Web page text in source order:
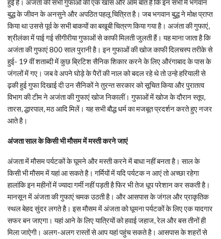
हुईं हैं। अजंता की सभी गुफाओं की एक खास और आम बात है कि इन सभी में भगवान
बुद्ध के जीवन के अनसुने और अपठित पहलू चित्रित है। जब भगवान बुद्ध ने मोक्ष प्राप्‍त
किया था उससे पूर्व के सभी बाकयों का बखूबी चित्रण किया गया है। अजंता की गुफाएं,
श्रीलंका में पाई गई सीगीरीया गुफाओं से काफी मिलती जुलती हैं। यह माना जाता है कि
अजंता की गुफाएं 800 साल पुरानी है। इन गुफाओं की खोज काफी दिलचस्‍प तरीके से
हुई- 19 वीं शताब्‍दी में कुछ ब्रिटिश सैनिक शिकार करने के लिए औरंगाबाद के पास के
जंगलों में गए। जब वे अपने घोड़े के पैरों की नाल को बदल रहे थे तो उन्‍हे हरियाली से
ढ़की हुई गुफा दिखाई दी उन सैनिकों ने तुरन्‍त सरकार को सूचित किया और पुरातत्‍व
विभाग की टीम ने अजंता की गुफाएं खोज निकालीं। गुफाओं में खोज के दौरान स्‍तूप,
तारस, द्धारपाल, मठ आदि मिलें। यह सभी बौद्ध धर्म का मजबूत प्रदर्शन करते हुए नजर
आते है।
अंजता साल के किसी भी मौसम में मस्‍ती करने जाएं
अंजता में मौसम पर्यटकों के घूमने और मस्‍ती करने में बाधा नहीं बनता है। साल के
किसी भी मौसम में यहां आ सकते है। गर्मियों में यदि पर्यटक न आएं तो अच्‍छा रहेगा
हालांकि इन महीनों में ज्‍यादा गर्मी नहीं पड़ती है फिर भी तेज धूप परेशान कर सकती है।
मानसून में अंजता की गुफाएं चमक उठती है। और आसपास के जंगल और प्राकृतिक
स्‍थल बेहद सुंदर लगते है। इस मौसम में अंजता को घूमना पर्यटकों के लिए एक यादगार
सफर बन जाएगा। यहां आने के लिए यात्रियों को हवाई जहाज, रेल और बस तीनों ही
मिला जाऐगी। अलग-अलग रास्‍तों से आप यहां पहुंच सकते है। आसपास के शहरों से